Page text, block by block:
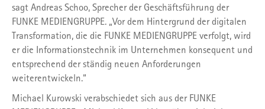
sagt Andreas Schoo, Sprecher der Geschäftsführung der
FUNKE MEDIENGRUPPE. „Vor dem Hintergrund der digitalen
Transformation, die die FUNKE MEDIENGRUPPE verfolgt, wird
er die Informationstechnik im Unternehmen konsequent und
entsprechend der ständig neuen Anforderungen
weiterentwickeln.“
Michael Kurowski verabschiedet sich aus der FUNKE